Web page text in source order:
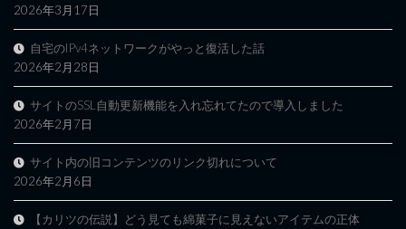
2026年3月17日
自宅のIPv4ネットワークがやっと復活した話
2026年2月28日
サイトのSSL自動更新機能を入れ忘れてたので導入しました
2026年2月7日
サイト内の旧コンテンツのリンク切れについて
2026年2月6日
【カリツの伝説】どう見ても綿菓子に見えないアイテムの正体